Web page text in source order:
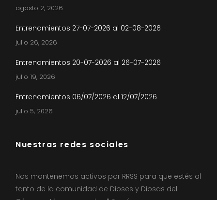
agosto 2, 2026
Entrenamientos 27-07-2026 al 02-08-2026
julio 26, 2026
Entrenamientos 20-07-2026 al 26-07-2026
julio 19, 2026
Entrenamientos 06/07/2026 al 12/07/2026
julio 5, 2026
Nuestras redes sociales
Nos mantenemos activos por RRSS para que estés al
tanto de la comunidad de Dioses y Diosas del